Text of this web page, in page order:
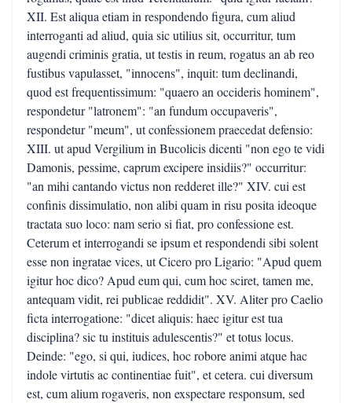
XII. Est aliqua etiam in respondendo figura, cum aliud
interroganti ad aliud, quia sic utilius sit, occurritur, tum
augendi criminis gratia, ut testis in reum, rogatus an ab reo
fustibus vapulasset, "innocens", inquit: tum declinandi,
quod est frequentissimum: "quaero an occideris hominem",
respondetur "latronem": "an fundum occupaveris",
respondetur "meum", ut confessionem praecedat defensio:
XIII. ut apud Vergilium in Bucolicis dicenti "non ego te vidi
Damonis, pessime, caprum excipere insidiis?" occurritur:
"an mihi cantando victus non redderet ille?" XIV. cui est
confinis dissimulatio, non alibi quam in risu posita ideoque
tractata suo loco: nam serio si fiat, pro confessione est.
Ceterum et interrogandi se ipsum et respondendi sibi solent
esse non ingratae vices, ut Cicero pro Ligario: "Apud quem
igitur hoc dico? Apud eum qui, cum hoc sciret, tamen me,
antequam vidit, rei publicae reddidit". XV. Aliter pro Caelio
ficta interrogatione: "dicet aliquis: haec igitur est tua
disciplina? sic tu instituis adulescentis?" et totus locus.
Deinde: "ego, si qui, iudices, hoc robore animi atque hac
indole virtutis ac continentiae fuit", et cetera. cui diversum
est, cum alium rogaveris, non exspectare responsum, sed